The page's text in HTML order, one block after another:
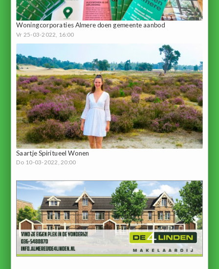
Woningcorporaties Almere doen gemeente aanbod
Vr 25-03-2022, 16:00
Saartje Spiritueel Wonen
Do 10-03-2022, 20:00